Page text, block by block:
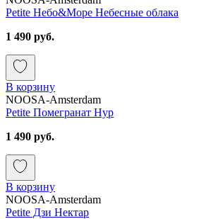
Petite Небо&Море Небесные облака
1 490 руб.
В корзину
NOOSA-Amsterdam
Petite Помегранат Нур
1 490 руб.
В корзину
NOOSA-Amsterdam
Petite Дзи Нектар